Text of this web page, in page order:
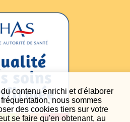
contenu enrichi et d'élaborer
nous sommes
des cookies tiers sur votre
se faire qu'en obtenant, au